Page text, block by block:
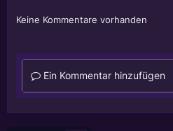
Keine Kommentare vorhanden
Ein Kommentar hinzufügen